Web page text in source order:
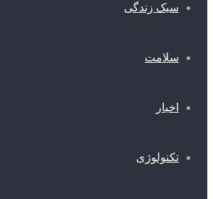
سبک زندگی
سلامت
اخبار
تکنولوژی